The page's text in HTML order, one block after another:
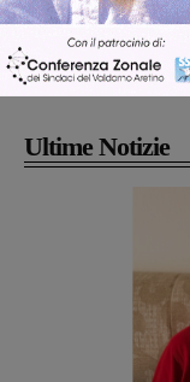
Articolo precedente
La Futsal Sangiovannese
dall’esame Vis Gubbio
Ultime Notizie